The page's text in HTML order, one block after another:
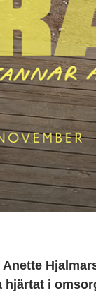
hjärtat i